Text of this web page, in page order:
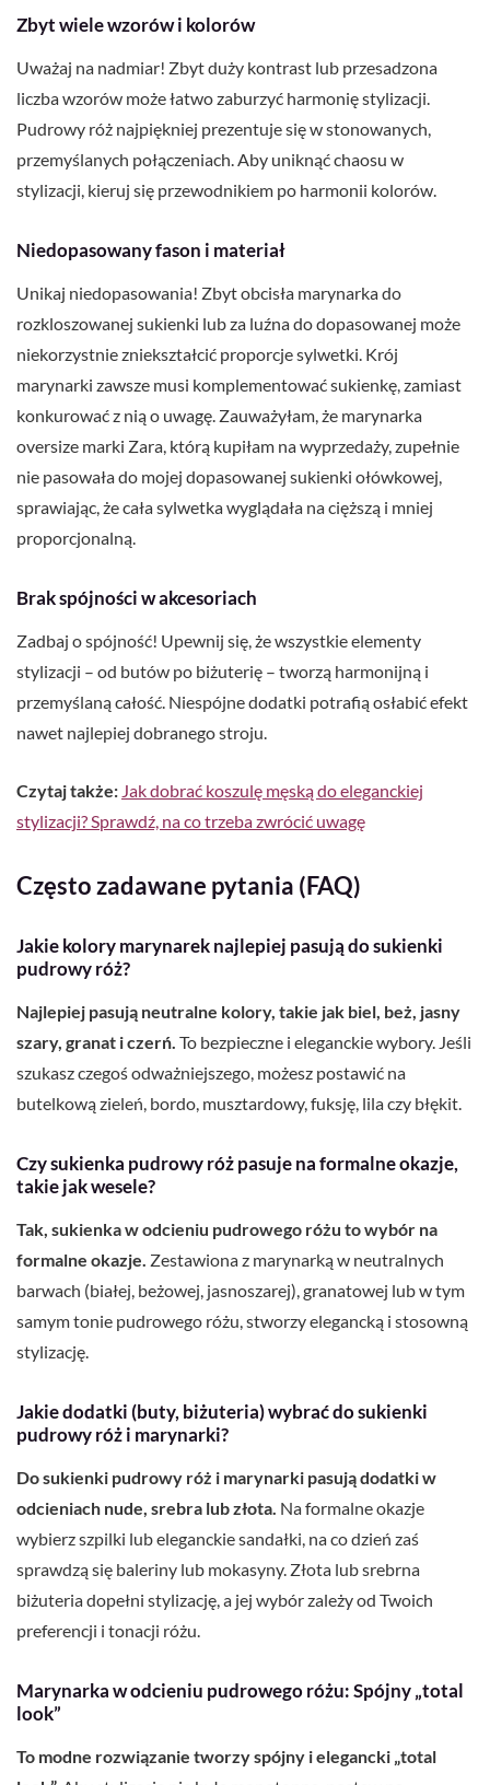
Zbyt wiele wzorów i kolorów
Uważaj na nadmiar! Zbyt duży kontrast lub przesadzona
liczba wzorów może łatwo zaburzyć harmonię stylizacji.
Pudrowy róż najpiękniej prezentuje się w stonowanych,
przemyślanych połączeniach. Aby uniknąć chaosu w
stylizacji, kieruj się przewodnikiem po harmonii kolorów.
Niedopasowany fason i materiał
Unikaj niedopasowania! Zbyt obcisła marynarka do
rozkloszowanej sukienki lub za luźna do dopasowanej może
niekorzystnie zniekształcić proporcje sylwetki. Krój
marynarki zawsze musi komplementować sukienkę, zamiast
konkurować z nią o uwagę. Zauważyłam, że marynarka
oversize marki Zara, którą kupiłam na wyprzedaży, zupełnie
nie pasowała do mojej dopasowanej sukienki ołówkowej,
sprawiając, że cała sylwetka wyglądała na cięższą i mniej
proporcjonalną.
Brak spójności w akcesoriach
Zadbaj o spójność! Upewnij się, że wszystkie elementy
stylizacji – od butów po biżuterię – tworzą harmonijną i
przemyślaną całość. Niespójne dodatki potrafią osłabić efekt
nawet najlepiej dobranego stroju.
Czytaj także: Jak dobrać koszulę męską do eleganckiej
stylizacji? Sprawdź, na co trzeba zwrócić uwagę
Często zadawane pytania (FAQ)
Jakie kolory marynarek najlepiej pasują do sukienki
pudrowy róż?
Najlepiej pasują neutralne kolory, takie jak biel, beż, jasny
szary, granat i czerń. To bezpieczne i eleganckie wybory. Jeśli
szukasz czegoś odważniejszego, możesz postawić na
butelkową zieleń, bordo, musztardowy, fuksję, lila czy błękit.
Czy sukienka pudrowy róż pasuje na formalne okazje,
takie jak wesele?
Tak, sukienka w odcieniu pudrowego różu to wybór na
formalne okazje. Zestawiona z marynarką w neutralnych
barwach (białej, beżowej, jasnoszarej), granatowej lub w tym
samym tonie pudrowego różu, stworzy elegancką i stosowną
stylizację.
Jakie dodatki (buty, biżuteria) wybrać do sukienki
pudrowy róż i marynarki?
Do sukienki pudrowy róż i marynarki pasują dodatki w
odcieniach nude, srebra lub złota. Na formalne okazje
wybierz szpilki lub eleganckie sandałki, na co dzień zaś
sprawdzą się baleriny lub mokasyny. Złota lub srebrna
biżuteria dopełni stylizację, a jej wybór zależy od Twoich
preferencji i tonacji różu.
Marynarka w odcieniu pudrowego różu: Spójny „total
look”
To modne rozwiązanie tworzy spójny i elegancki „total